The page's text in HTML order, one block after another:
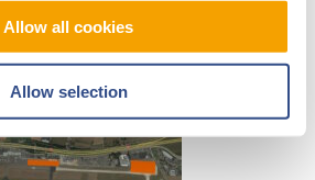
Allow all cookies
Allow selection